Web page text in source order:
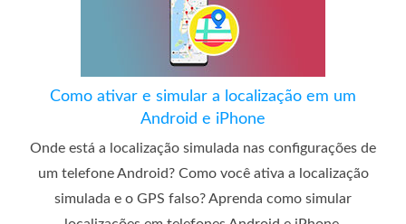
Como ativar e simular a localização em um
Android e iPhone
Onde está a localização simulada nas configurações de
um telefone Android? Como você ativa a localização
simulada e o GPS falso? Aprenda como simular